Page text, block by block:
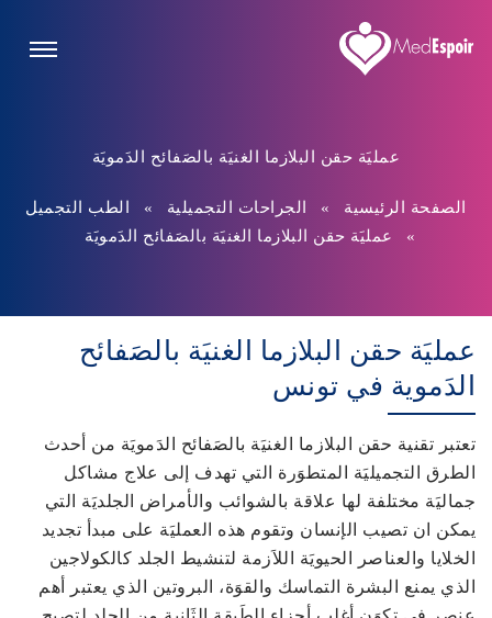
عمليَة حقن البلازما الغنيَة بالصَفائح الدَمويَة
الصفحة الرئيسية » الجراحات التجميلية »
الطب التجميل
»
عمليَة حقن البلازما الغنيَة بالصَفائح الدَمويَة
عمليَة حقن البلازما الغنيَة بالصَفائح
الدَموية في تونس
تعتبر تقنية حقن البلازما الغنيَة بالصَفائح الدَمويَة من أحدث
الطرق التجميليَة المتطوَرة التي تهدف إلى علاج مشاكل
جماليَة مختلفة لها علاقة بالشوائب والأمراض الجلديَة التي
يمكن ان تصيب الإنسان وتقوم هذه العمليَة على مبدأ تجديد
الخلايا والعناصر الحيويَة اللاَزمة لتنشيط الجلد كالكولاجين
الذي يمنع البشرة التماسك والقوَة، البروتين الذي يعتبر أهم